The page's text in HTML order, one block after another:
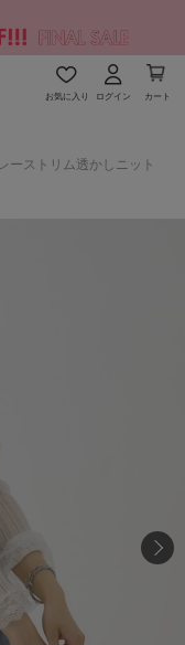
お気に入り ログイン カート
ーストリム透かしニット